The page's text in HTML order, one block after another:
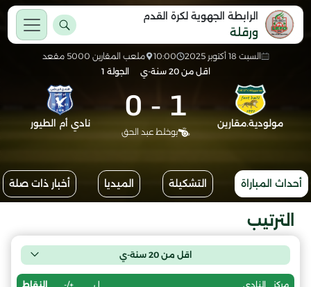
الرابطة الجهوية لكرة القدم
ورقلة
السبت 18 أكتوبر 2025 10:00
ملعب المقارين 5000 مقعد
اقل من 20 سنة-ي
الجولة 1
مولودية.مقارين 1
-
0
بوخلط عبد الحق
نادي أم الطيور
أحداث المباراة التشكيلة الميديا أخبار ذات صلة
الترتيب
اقل من 20 سنة-ي
مركز النادي ل +/- النقاط